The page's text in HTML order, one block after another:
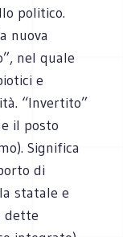
politico.
nuova
nel quale
e
“Invertito”
il posto
Significa
di
statale e
dette